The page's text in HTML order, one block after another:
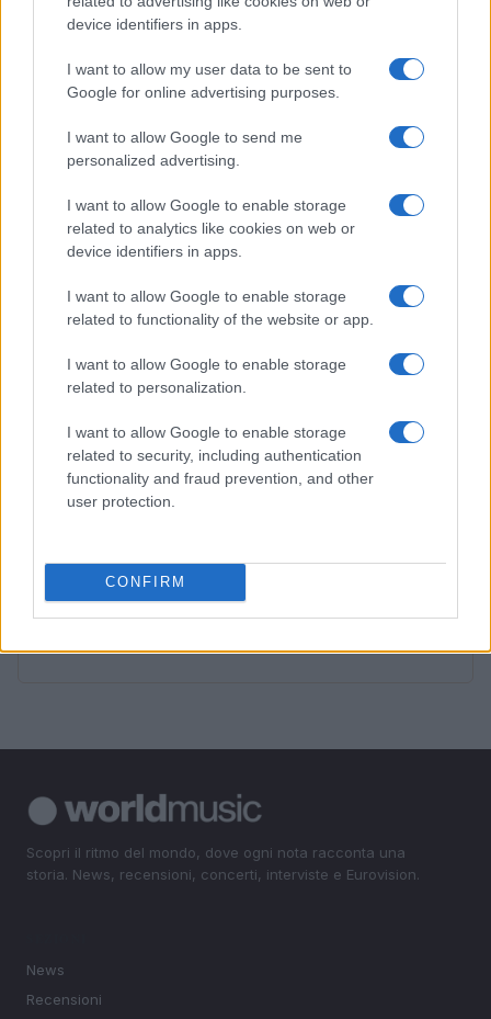
device identifiers in apps.
I want to allow my user data to be sent to
Google for online advertising purposes.
I want to allow Google to send me
personalized advertising.
I want to allow Google to enable storage
related to analytics like cookies on web or
device identifiers in apps.
I want to allow Google to enable storage
related to functionality of the website or app.
I want to allow Google to enable storage
related to personalization.
I want to allow Google to enable storage
related to security, including authentication
functionality and fraud prevention, and other
user protection.
CONFIRM
Streaming vs vinile: differenze tra mastering,
dinamica e ritualità
Letizia Fontana · 5 Ago 2026
PIÙ LETTI
Concerti in Italia: il 2026 supera il miliardo di euro di
Scopri fanSALE: la piattaforma sicura per la rivendita di
biglietti
Biglietti per Sanremo 2025: tutto quello che c’è da
4
BTS e la scelta di non partecipare ai Grammy Awards
Scopri il ritmo del mondo, dove ogni nota racconta una
storia. News, recensioni, concerti, interviste e Eurovision.
News
Recensioni